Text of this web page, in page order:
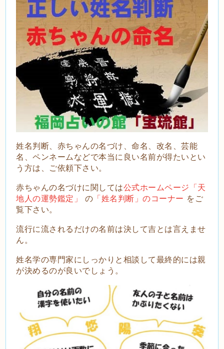
姓名判断、赤ちゃんの名づけ、命名、改名、芸能
名、ペンネームなどで本当に良い名前が得たいとい
う方は、ご依頼下さい。
赤ちゃんの名づけに関しては公式ホームページ「天
地人の運勢鑑定」
の 「姓名判断」のコーナー をご
覧下さい。
流行に流されるだけの名前は決して吉とは言えませ
ん。
姓名学の専門家にしっかりと相談して最終的には親
が決めるのが良いでしょう。